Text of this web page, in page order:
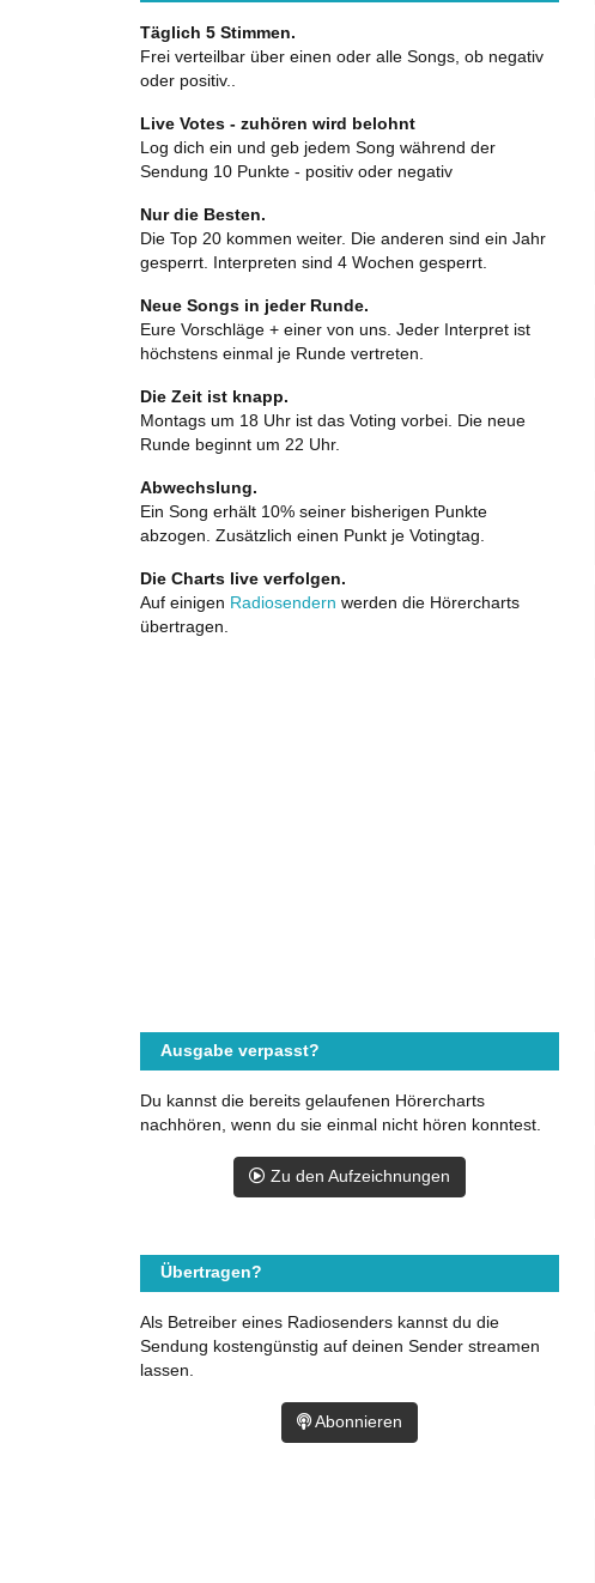
Täglich 5 Stimmen.
Frei verteilbar über einen oder alle Songs, ob negativ
oder positiv..
Live Votes - zuhören wird belohnt
Log dich ein und geb jedem Song während der
Sendung 10 Punkte - positiv oder negativ
Nur die Besten.
Die Top 20 kommen weiter. Die anderen sind ein Jahr
gesperrt. Interpreten sind 4 Wochen gesperrt.
Neue Songs in jeder Runde.
Eure Vorschläge + einer von uns. Jeder Interpret ist
höchstens einmal je Runde vertreten.
Die Zeit ist knapp.
Montags um 18 Uhr ist das Voting vorbei. Die neue
Runde beginnt um 22 Uhr.
Abwechslung.
Ein Song erhält 10% seiner bisherigen Punkte
abzogen. Zusätzlich einen Punkt je Votingtag.
Die Charts live verfolgen.
Auf einigen Radiosendern werden die Hörercharts
übertragen.
Ausgabe verpasst?
Du kannst die bereits gelaufenen Hörercharts
nachhören, wenn du sie einmal nicht hören konntest.
Zu den Aufzeichnungen
Übertragen?
Als Betreiber eines Radiosenders kannst du die
Sendung kostengünstig auf deinen Sender streamen
lassen.
Abonnieren